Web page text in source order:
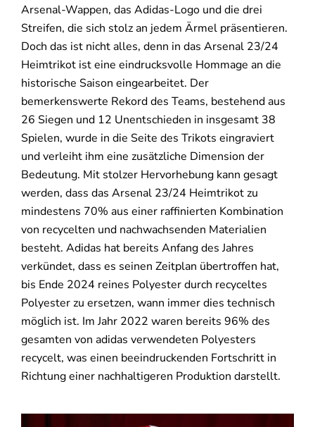
Arsenal-Wappen, das Adidas-Logo und die drei
Streifen, die sich stolz an jedem Ärmel präsentieren.
Doch das ist nicht alles, denn in das Arsenal 23/24
Heimtrikot ist eine eindrucksvolle Hommage an die
historische Saison eingearbeitet. Der
bemerkenswerte Rekord des Teams, bestehend aus
26 Siegen und 12 Unentschieden in insgesamt 38
Spielen, wurde in die Seite des Trikots eingraviert
und verleiht ihm eine zusätzliche Dimension der
Bedeutung. Mit stolzer Hervorhebung kann gesagt
werden, dass das Arsenal 23/24 Heimtrikot zu
mindestens 70% aus einer raffinierten Kombination
von recycelten und nachwachsenden Materialien
besteht. Adidas hat bereits Anfang des Jahres
verkündet, dass es seinen Zeitplan übertroffen hat,
bis Ende 2024 reines Polyester durch recyceltes
Polyester zu ersetzen, wann immer dies technisch
möglich ist. Im Jahr 2022 waren bereits 96% des
gesamten von adidas verwendeten Polyesters
recycelt, was einen beeindruckenden Fortschritt in
Richtung einer nachhaltigeren Produktion darstellt.